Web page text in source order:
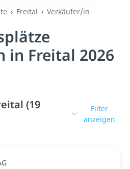
Freital Verkäufer/in
in Freital 2026
(19
Filter
anzeigen